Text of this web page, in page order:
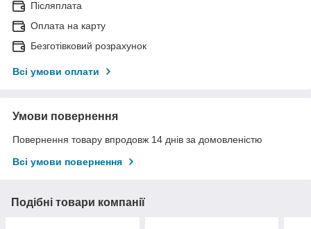
Післяплата
Оплата на карту
Безготівковий розрахунок
Всі умови оплати
Умови повернення
Повернення товару впродовж 14 днів за домовленістю
Всі умови повернення
Подібні товари компанії